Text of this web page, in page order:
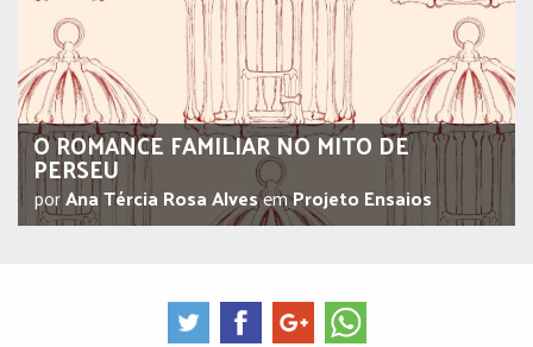
O ROMANCE FAMILIAR NO MITO DE
PERSEU
porAna Tércia Rosa AlvesemProjeto Ensaios